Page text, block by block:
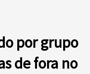
por grupo
de fora no